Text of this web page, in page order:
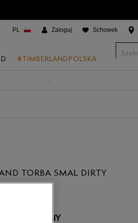
#TIMBERLANDPOLSKA
PL Zaloguj Schowek
TORBA SMAL DIRTY
NIEDOSTĘPNY